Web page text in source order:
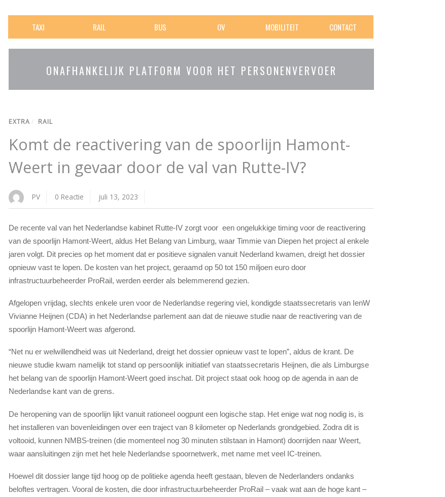
TAXI RAIL BUS OV MOBILITEIT CONTACT
ONAFHANKELIJK PLATFORM VOOR HET PERSONENVERVOER
EXTRA / RAIL
Komt de reactivering van de spoorlijn Hamont-
Weert in gevaar door de val van Rutte-IV?
PV 0 Reactie juli 13, 2023
De recente val van het Nederlandse kabinet Rutte-IV zorgt voor een ongelukkige timing voor de reactivering
van de spoorlijn Hamont-Weert, aldus Het Belang van Limburg, waar Timmie van Diepen het project al enkele
jaren volgt. Dit precies op het moment dat er positieve signalen vanuit Nederland kwamen, dreigt het dossier
opnieuw vast te lopen. De kosten van het project, geraamd op 50 tot 150 miljoen euro door
infrastructuurbeheerder ProRail, werden eerder als belemmerend gezien.
Afgelopen vrijdag, slechts enkele uren voor de Nederlandse regering viel, kondigde staatssecretaris van IenW
Vivianne Heijnen (CDA) in het Nederlandse parlement aan dat de nieuwe studie naar de reactivering van de
spoorlijn Hamont-Weert was afgerond.
“Net nu er welwillendheid was uit Nederland, dreigt het dossier opnieuw vast te lopen”, aldus de krant. De
nieuwe studie kwam namelijk tot stand op persoonlijk initiatief van staatssecretaris Heijnen, die als Limburgse
het belang van de spoorlijn Hamont-Weert goed inschat. Dit project staat ook hoog op de agenda in aan de
Nederlandse kant van de grens.
De heropening van de spoorlijn lijkt vanuit rationeel oogpunt een logische stap. Het enige wat nog nodig is, is
het installeren van bovenleidingen over een traject van 8 kilometer op Nederlands grondgebied. Zodra dit is
voltooid, kunnen NMBS-treinen (die momenteel nog 30 minuten stilstaan in Hamont) doorrijden naar Weert,
waar aansluitingen zijn met het hele Nederlandse spoornetwerk, met name met veel IC-treinen.
Hoewel dit dossier lange tijd hoog op de politieke agenda heeft gestaan, bleven de Nederlanders ondanks
beloftes vertragen. Vooral de kosten, die door infrastructuurbeheerder ProRail – vaak wat aan de hoge kant –